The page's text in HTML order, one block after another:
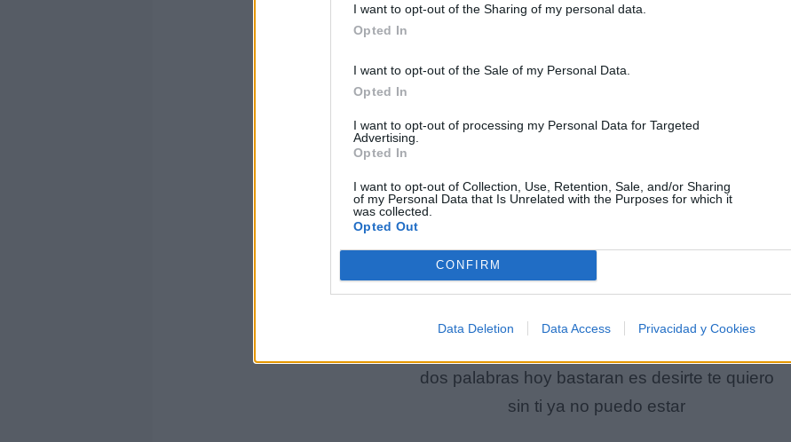
I want to opt-out of the Sharing of my personal data.
Opted In
I want to opt-out of the Sale of my Personal Data.
Opted In
I want to opt-out of processing my Personal Data for Targeted
Advertising.
Opted In
I want to opt-out of Collection, Use, Retention, Sale, and/or Sharing
of my Personal Data that Is Unrelated with the Purposes for which it
was collected.
Opted Out
CONFIRM
Data Deletion Data Access Privacidad y Cookies
(wuo oh ah oh)
qe otros labios podras besar
dos palabras hoy bastaran es desirte te quiero
sin ti ya no puedo estar